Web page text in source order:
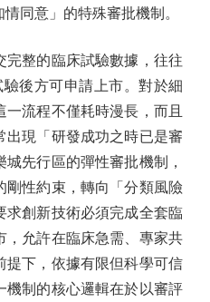
同意」的特殊審批機制。
整的臨床試驗數據，往往
後方可申請上市。對於細
流程不僅耗時漫長，而且
出現「研發成功之時已是審
先行區的彈性審批機制，
剛性約束，轉向「分類風險
求創新技術必須完成全套臨
，允許在臨床急需、專家共
提下，依據有限但科學可信
機制的核心邏輯在於以審評